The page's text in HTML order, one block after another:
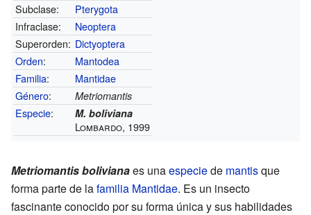
Subclase:
Pterygota
Infraclase:
Neoptera
Superorden: Dictyoptera
Orden:
Mantodea
Familia:
Mantidae
Género: Metriomantis
Especie: M. boliviana
Lombardo, 1999
Metriomantis bolivianaes unaespeciede mantisque
forma parte de lafamilia Mantidae. Es un insecto
fascinante conocido por su forma única y sus habilidades